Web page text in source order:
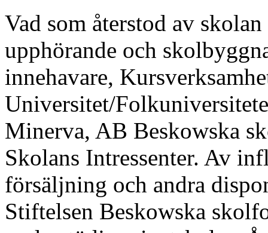
Vad som återstod av
upphörande och
innehavare,
Universitet/
Minerva, AB Beskowska
Skolans Intressenter. Av
försäljning och andra
Stiftelsen Beskowska